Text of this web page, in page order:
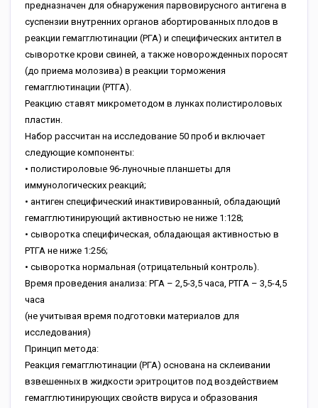
предназначен для обнаружения парвовирусного антигена в
суспензии внутренних органов абортированных плодов в
реакции гемагглютинации (РГА) и специфических антител в
сыворотке крови свиней, а также новорожденных поросят
(до приема молозива) в реакции торможения
гемагглютинации (РТГА).
Реакцию ставят микрометодом в лунках полистироловых
пластин.
Набор рассчитан на исследование 50 проб и включает
следующие компоненты:
• полистироловые 96-луночные планшеты для
иммунологических реакций;
• антиген специфический инактивированный, обладающий
гемагглютинирующий активностью не ниже 1:128;
• сыворотка специфическая, обладающая активностью в
РТГА не ниже 1:256;
• сыворотка нормальная (отрицательный контроль).
Время проведения анализа: РГА – 2,5-3,5 часа, РТГА – 3,5-4,5
часа
(не учитывая время подготовки материалов для
исследования)
Принцип метода:
Реакция гемагглютинации (РГА) основана на склеивании
взвешенных в жидкости эритроцитов под воздействием
гемагглютинирующих свойств вируса и образования